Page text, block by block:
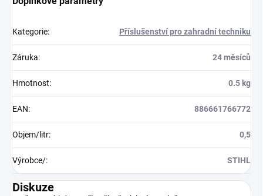
Kategorie: Příslušenství pro zahradní techniku
Záruka: 24 měsíců
Hmotnost: 0.5 kg
EAN: 886661766772
Objem/litr: 0,5
Výrobce/: STIHL
Diskuze